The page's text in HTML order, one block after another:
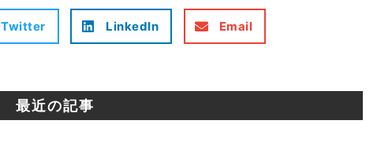
Twitter LinkedIn Email
最近の記事